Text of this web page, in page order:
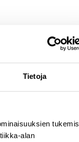
Tietoja
alan